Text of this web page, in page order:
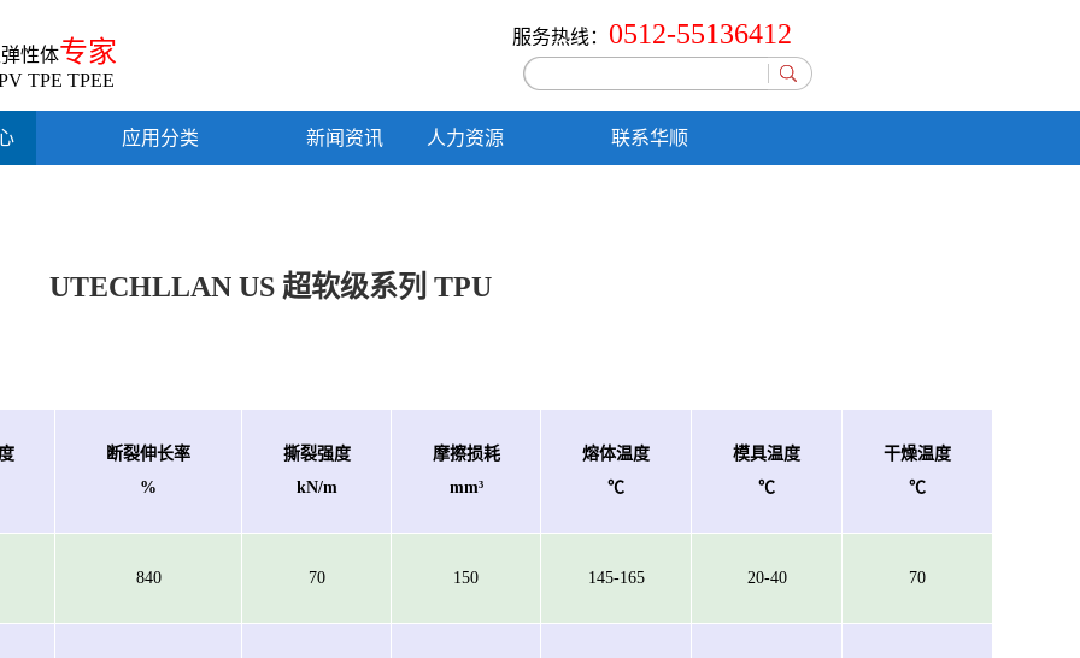
服务热线： 0512-55136412
性体专家
TPE TPEE
应用分类 新闻资讯 人力资源 联系华顺
UTECHLLAN US 超软级系列 TPU
断裂伸长率
%
撕裂强度
kN/m
摩擦损耗
mm³
熔体温度
℃
模具温度
℃
干燥温度
℃
840 70 150 145-165 20-40 70